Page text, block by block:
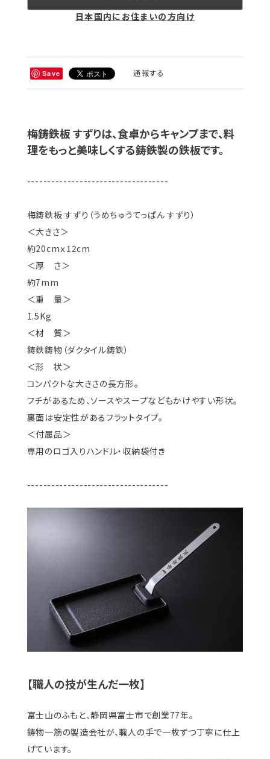
日本国内にお住まいの方向け
Save 通報する
梅鋳鉄板 すずりは、食卓からキャンプまで、料
理をもっと美味しくする鋳鉄製の鉄板です。
-----------------------------------
梅鋳鉄板 すずり（うめちゅうてっぱん すずり）
＜大きさ＞
約20cmｘ12cm
＜厚 さ＞
約7mm
＜重 量＞
1.5Kg
＜材 質＞
鋳鉄鋳物（ダクタイル鋳鉄）
＜形 状＞
コンパクトな大きさの長方形。
フチがあるため、ソースやスープなどもかけやすい形状。
裏面は安定性があるフラットタイプ。
＜付属品＞
専用のロゴ入りハンドル・収納袋付き
-----------------------------------
【職人の技が生んだ一枚】
富士山のふもと、静岡県富士市で創業77年。
鋳物一筋の製造会社が、職人の手で一枚ずつ丁寧に仕上
げています。